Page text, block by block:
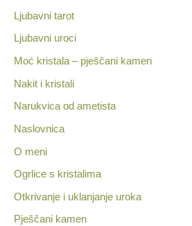
Ljubavni tarot
Ljubavni uroci
Moć kristala – pješčani kamen
Nakit i kristali
Narukvica od ametista
Naslovnica
O meni
Ogrlice s kristalima
Otkrivanje i uklanjanje uroka
Pješčani kamen